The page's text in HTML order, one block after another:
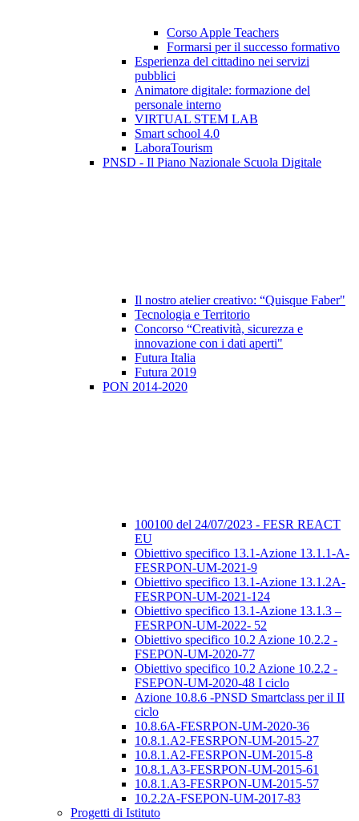
Corso Apple Teachers
Formarsi per il successo formativo
Esperienza del cittadino nei servizi
pubblici
Animatore digitale: formazione del
personale interno
VIRTUAL STEM LAB
Smart school 4.0
LaboraTourism
PNSD - Il Piano Nazionale Scuola Digitale
Il nostro atelier creativo: “Quisque Faber"
Tecnologia e Territorio
Concorso “Creatività, sicurezza e
innovazione con i dati aperti"
Futura Italia
Futura 2019
PON 2014-2020
100100 del 24/07/2023 - FESR REACT
EU
Obiettivo specifico 13.1-Azione 13.1.1-A-
FESRPON-UM-2021-9
Obiettivo specifico 13.1-Azione 13.1.2A-
FESRPON-UM-2021-124
Obiettivo specifico 13.1-Azione 13.1.3 –
FESRPON-UM-2022- 52
Obiettivo specifico 10.2 Azione 10.2.2 -
FSEPON-UM-2020-77
Obiettivo specifico 10.2 Azione 10.2.2 -
FSEPON-UM-2020-48 I ciclo
Azione 10.8.6 -PNSD Smartclass per il II
ciclo
10.8.6A-FESRPON-UM-2020-36
10.8.1.A2-FESRPON-UM-2015-27
10.8.1.A2-FESRPON-UM-2015-8
10.8.1.A3-FESRPON-UM-2015-61
10.8.1.A3-FESRPON-UM-2015-57
10.2.2A-FSEPON-UM-2017-83
Progetti di Istituto